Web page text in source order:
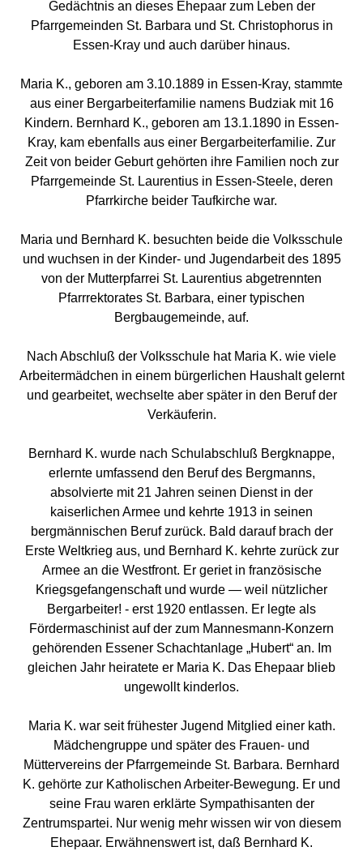
Gedächtnis an dieses Ehepaar zum Leben der
Pfarrgemeinden St. Barbara und St. Christophorus in
Essen-Kray und auch darüber hinaus.
Maria K., geboren am 3.10.1889 in Essen-Kray, stammte
aus einer Bergarbeiterfamilie namens Budziak mit 16
Kindern. Bernhard K., geboren am 13.1.1890 in Essen-
Kray, kam ebenfalls aus einer Bergarbeiterfamilie. Zur
Zeit von beider Geburt gehörten ihre Familien noch zur
Pfarrgemeinde St. Laurentius in Essen-Steele, deren
Pfarrkirche beider Taufkirche war.
Maria und Bernhard K. besuchten beide die Volksschule
und wuchsen in der Kinder- und Jugendarbeit des 1895
von der Mutterpfarrei St. Laurentius abgetrennten
Pfarrrektorates St. Barbara, einer typischen
Bergbaugemeinde, auf.
Nach Abschluß der Volksschule hat Maria K. wie viele
Arbeitermädchen in einem bürgerlichen Haushalt gelernt
und gearbeitet, wechselte aber später in den Beruf der
Verkäuferin.
Bernhard K. wurde nach Schulabschluß Bergknappe,
erlernte umfassend den Beruf des Bergmanns,
absolvierte mit 21 Jahren seinen Dienst in der
kaiserlichen Armee und kehrte 1913 in seinen
bergmännischen Beruf zurück. Bald darauf brach der
Erste Weltkrieg aus, und Bernhard K. kehrte zurück zur
Armee an die Westfront. Er geriet in französische
Kriegsgefangenschaft und wurde — weil nützlicher
Bergarbeiter! - erst 1920 entlassen. Er legte als
Fördermaschinist auf der zum Mannesmann-Konzern
gehörenden Essener Schachtanlage „Hubert“ an. Im
gleichen Jahr heiratete er Maria K. Das Ehepaar blieb
ungewollt kinderlos.
Maria K. war seit frühester Jugend Mitglied einer kath.
Mädchengruppe und später des Frauen- und
Müttervereins der Pfarrgemeinde St. Barbara. Bernhard
K. gehörte zur Katholischen Arbeiter-Bewegung. Er und
seine Frau waren erklärte Sympathisanten der
Zentrumspartei. Nur wenig mehr wissen wir von diesem
Ehepaar. Erwähnenswert ist, daß Bernhard K.